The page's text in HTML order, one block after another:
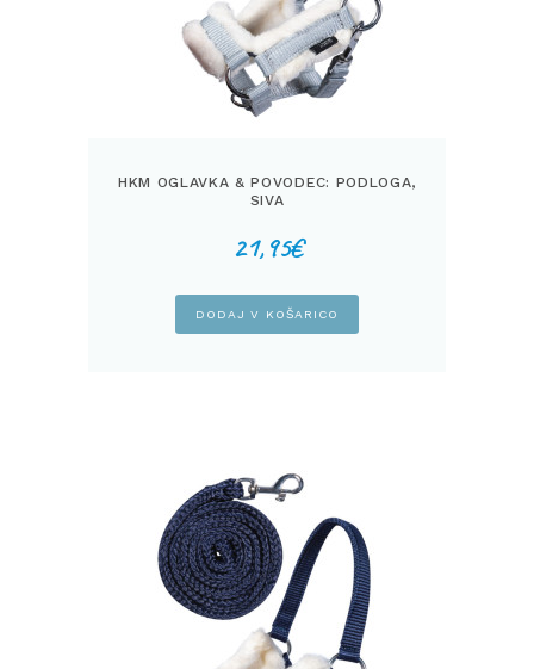
HKM OGLAVKA & POVODEC: PODLOGA,
SIVA
21,95€
DODAJ V KOŠARICO